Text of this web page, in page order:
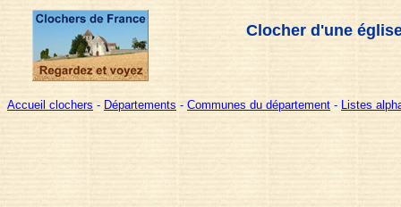
Clocher d'une
Accueil clochers - Départements - Communes du département - Listes